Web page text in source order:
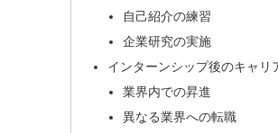
自己紹介の練習
企業研究の実施
インターンシップ後のキャリ
業界内での昇進
異なる業界への転職